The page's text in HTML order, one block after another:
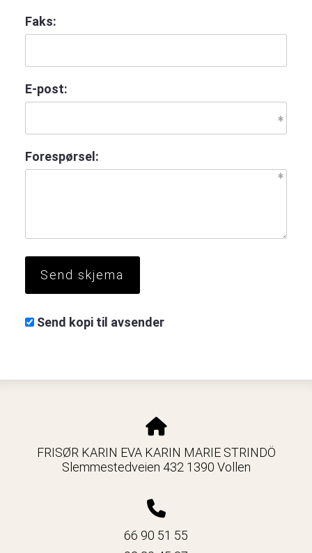
Faks:
E-post:
Forespørsel:
Send kopi til avsender
FRISØR KARIN EVA KARIN MARIE STRINDÖ
Slemmestedveien 432 1390 Vollen
66 90 51 55